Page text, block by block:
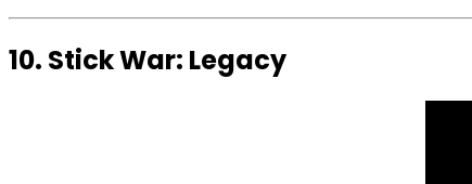
10. Stick War: Legacy